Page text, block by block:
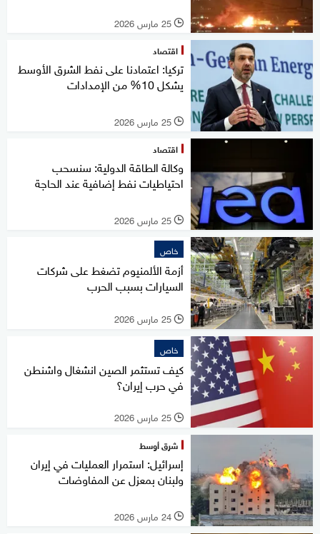
l 25 مارس 2026
اقتصاد
تركيا: اعتمادنا على نفط الشرق الأوسط
يشكل 10% من الإمدادات
l 25 مارس 2026
اقتصاد
وكالة الطاقة الدولية: سنسحب
احتياطيات نفط إضافية عند الحاجة
l 25 مارس 2026
خاص
أزمة الألمنيوم تضغط على شركات
السيارات بسبب الحرب
l 25 مارس 2026
خاص
كيف تستثمر الصين انشغال واشنطن
في حرب إيران؟
l 25 مارس 2026
شرق أوسط
إسرائيل: استمرار العمليات في إيران
ولبنان بمعزل عن المفاوضات
l 24 مارس 2026